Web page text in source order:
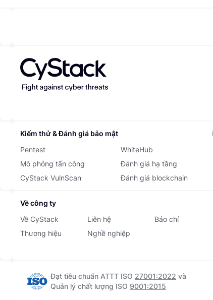
Kiểm thử & Đánh giá bảo mật
Pentest
Mô phỏng tấn công
CyStack VulnScan
WhiteHub
Đánh giá hạ tầng
Đánh giá blockchain
Về công ty
Về CyStack
Thương hiệu
Liên hệ
Nghề nghiệp
Báo chí
Đạt tiêu chuẩn ATTT ISO 27001:2022 và
Quản lý chất lượng ISO 9001:2015